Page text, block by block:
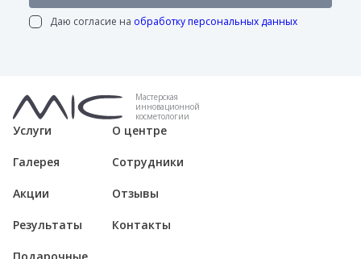
Даю согласие на обработку персональных данных
Мастерская
инновационной
косметологии
Услуги О центре
Галерея Сотрудники
Акции Отзывы
Результаты Контакты